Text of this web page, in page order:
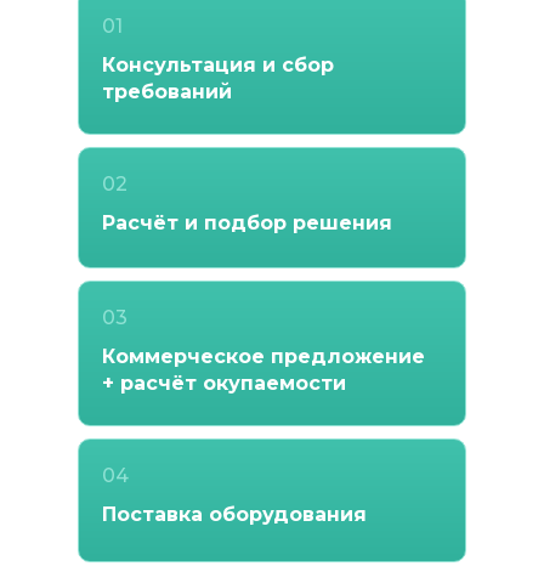
Консультация и сбор
требований
Расчёт и подбор решения
Коммерческое предложение
+ расчёт окупаемости
Поставка оборудования
01
02
03
04